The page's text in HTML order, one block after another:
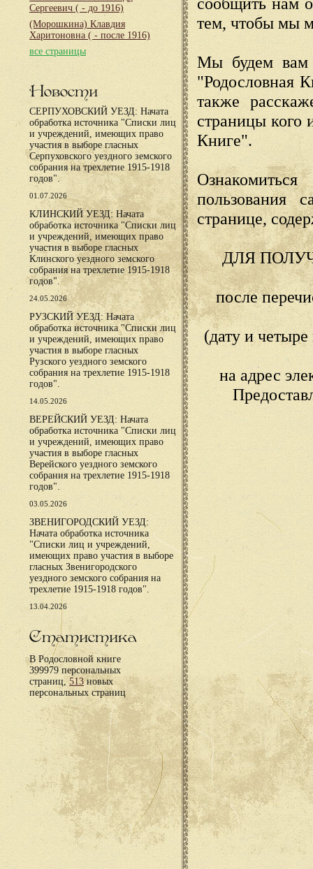
Сергеевич ( - до 1916)
(Морошкина) Клавдия
Харитоновна ( - после 1916)
все страницы
Новости
СЕРПУХОВСКИЙ УЕЗД: Начата
обработка источника "Списки лиц
и учреждений, имеющих право
участия в выборе гласных
Серпуховского уездного земского
собрания на трехлетие 1915-1918
годов".
01.07.2026
КЛИНСКИЙ УЕЗД: Начата
обработка источника "Списки лиц
и учреждений, имеющих право
участия в выборе гласных
Клинского уездного земского
собрания на трехлетие 1915-1918
годов".
24.05.2026
РУЗСКИЙ УЕЗД: Начата
обработка источника "Списки лиц
и учреждений, имеющих право
участия в выборе гласных
Рузского уездного земского
собрания на трехлетие 1915-1918
годов".
14.05.2026
ВЕРЕЙСКИЙ УЕЗД: Начата
обработка источника "Списки лиц
и учреждений, имеющих право
участия в выборе гласных
Верейского уездного земского
собрания на трехлетие 1915-1918
годов".
03.05.2026
ЗВЕНИГОРОДСКИЙ УЕЗД:
Начата обработка источника
"Списки лиц и учреждений,
имеющих право участия в выборе
гласных Звенигородского
уездного земского собрания на
трехлетие 1915-1918 годов".
13.04.2026
Статистика
В Родословной книге
399979 персональных
страниц,513новых
персональных страниц
тем, чтобы мы
Мы будем вам
"Родословная
также
страницы кого
Книге".
пользования
странице,
ДЛЯ
после
(дату и
на адрес